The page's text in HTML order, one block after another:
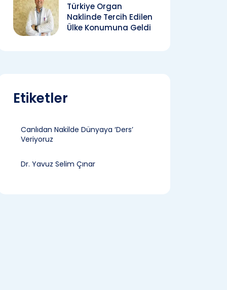
Türkiye Organ
Naklinde Tercih Edilen
Ülke Konumuna Geldi
Etiketler
Canlıdan Nakilde Dünyaya ‘Ders’
Veriyoruz
Dr. Yavuz Selim Çınar